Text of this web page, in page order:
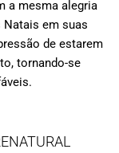
a mesma alegria
Natais em suas
de estarem
tornando-se